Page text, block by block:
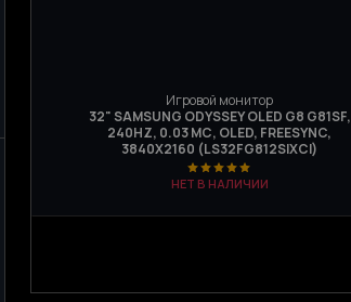
Игровой монитор
32" SAMSUNG ODYSSEY OLED G8 G81SF,
240HZ, 0.03 МС, OLED, FREESYNC,
3840Х2160 (LS32FG812SIXCI)
НЕТ В НАЛИЧИИ